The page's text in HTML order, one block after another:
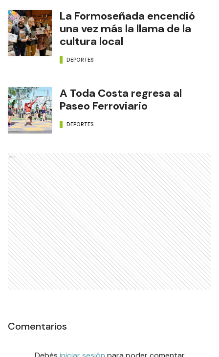
La Formoseñada encendió
una vez más la llama de la
cultura local
DEPORTES
A Toda Costa regresa al
Paseo Ferroviario
DEPORTES
Ads
Comentarios